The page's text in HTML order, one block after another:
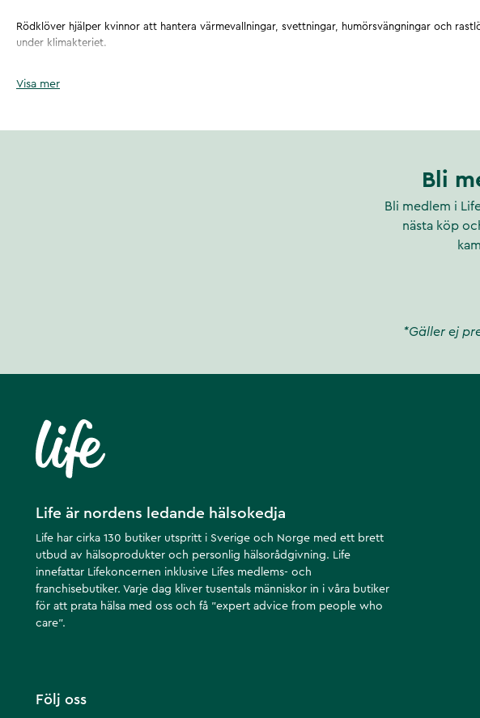
Rödklöver hjälper kvinnor att hantera värmevallningar, svettningar, humörsvängningar och
under klimakteriet.
**Biotin bidrar till att bibehålla normala slemhinnor 100% vegan.
För daglig vård av underlivet, prova gärna RFSU´s vårdande produkter för torra slemhinnor;
Visa mer
Bli
Bli medlem i
nästa köp
*Gäller ej
Life är nordens ledande hälsokedja
Life har cirka 130 butiker utspritt i Sverige och Norge med ett brett
utbud av hälsoprodukter och personlig hälsorådgivning. Life
innefattar Lifekoncernen inklusive Lifes medlems- och
franchisebutiker. Varje dag kliver tusentals människor in i våra butiker
för att prata hälsa med oss och få ”expert advice from people who
care”.
Följ oss